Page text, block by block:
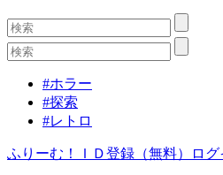
#ホラー
#探索
#レトロ
ふりーむ！ＩＤ登録（無料） ロ